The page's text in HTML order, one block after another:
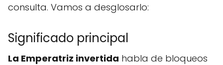
consulta. Vamos a desglosarlo:
Significado principal
La Emperatriz invertida habla de bloqueos